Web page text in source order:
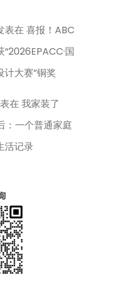
表在喜报！ABC
国
计大赛”铜奖
在我家装了
：一个普通家庭
活记录